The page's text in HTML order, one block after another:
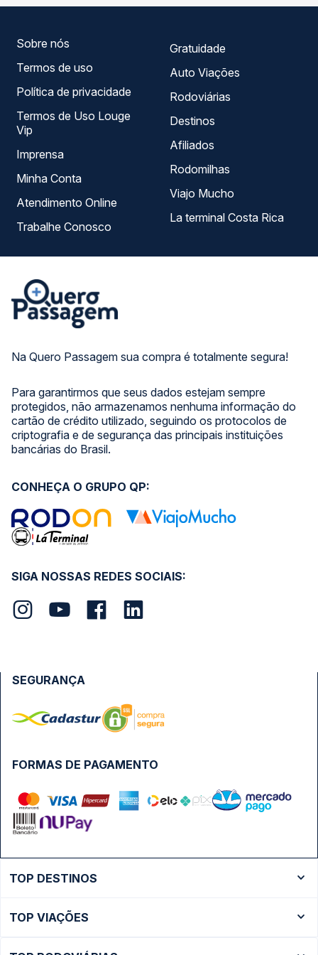
Na Quero Passagem sua compra é totalmente segura!
Para garantirmos que seus dados estejam sempre
protegidos, não armazenamos nenhuma informação do
cartão de crédito utilizado, seguindo os protocolos de
criptografia e de segurança das principais instituições
bancárias do Brasil.
Sobre nós
Termos de uso
Política de privacidade
Termos de Uso Louge
Vip
Imprensa
Minha Conta
Atendimento Online
Trabalhe Conosco
Gratuidade
Auto Viações
Rodoviárias
Destinos
Afiliados
Rodomilhas
Viajo Mucho
La terminal Costa Rica
SIGA NOSSAS REDES SOCIAIS:
CONHEÇA O GRUPO QP:
FORMAS DE PAGAMENTO
SEGURANÇA
TOP DESTINOS
Ônibus São Paulo
TOP VIAÇÕES